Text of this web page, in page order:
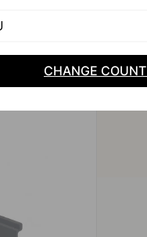
Koop samen
CHANGE